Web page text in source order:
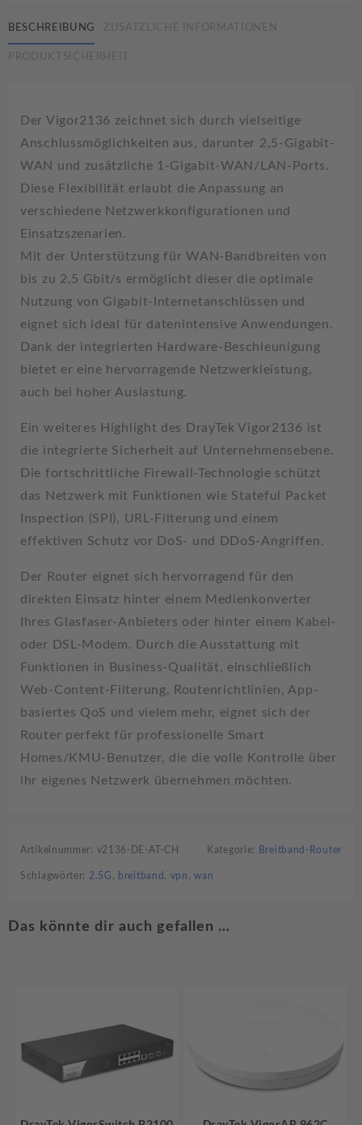
BESCHREIBUNG ZUSÄTZLICHE INFORMATIONEN
PRODUKTSICHERHEIT
Der Vigor2136 zeichnet sich durch vielseitige
Anschlussmöglichkeiten aus, darunter 2,5-Gigabit-
WAN und zusätzliche 1-Gigabit-WAN/LAN-Ports.
Diese Flexibilität erlaubt die Anpassung an
verschiedene Netzwerkkonfigurationen und
Einsatzszenarien.
Mit der Unterstützung für WAN-Bandbreiten von
bis zu 2,5 Gbit/s ermöglicht dieser die optimale
Nutzung von Gigabit-Internetanschlüssen und
eignet sich ideal für datenintensive Anwendungen.
Dank der integrierten Hardware-Beschleunigung
bietet er eine hervorragende Netzwerkleistung,
auch bei hoher Auslastung.
Ein weiteres Highlight des DrayTek Vigor2136 ist
die integrierte Sicherheit auf Unternehmensebene.
Die fortschrittliche Firewall-Technologie schützt
das Netzwerk mit Funktionen wie Stateful Packet
Inspection (SPI), URL-Filterung und einem
effektiven Schutz vor DoS- und DDoS-Angriffen.
Der Router eignet sich hervorragend für den
direkten Einsatz hinter einem Medienkonverter
Ihres Glasfaser-Anbieters oder hinter einem Kabel-
oder DSL-Modem. Durch die Ausstattung mit
Funktionen in Business-Qualität, einschließlich
Web-Content-Filterung, Routenrichtlinien, App-
basiertes QoS und vielem mehr, eignet sich der
Router perfekt für professionelle Smart
Homes/KMU-Benutzer, die die volle Kontrolle über
ihr eigenes Netzwerk übernehmen möchten.
Artikelnummer: v2136-DE-AT-CH Kategorie: Breitband-Router
Schlagwörter: 2.5G , breitband , vpn ,wan
Das könnte dir auch gefallen …